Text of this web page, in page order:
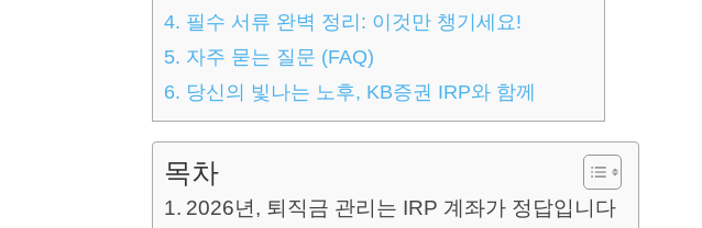
4. 필수 서류 완벽 정리: 이것만 챙기세요!
5. 자주 묻는 질문 (FAQ)
6. 당신의 빛나는 노후, KB증권 IRP와 함께
목차
2026년, 퇴직금 관리는 IRP 계좌가 정답입니다